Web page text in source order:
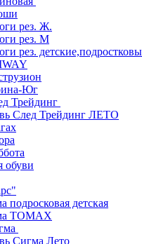
рез. Ж.
рез. М
рез.
Юг
Трейдинг
След Трейдинг ЛЕТО
обуви
подросковая детская
ТОМАХ
Сигма Лето